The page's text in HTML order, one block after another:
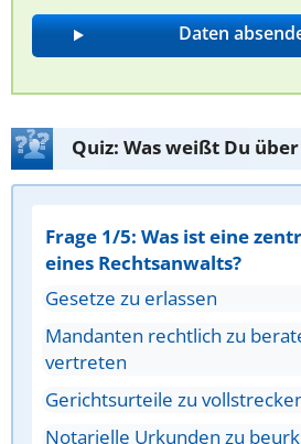
Quiz: Was weißt Du
Frage 1/5: Was ist eine
eines Rechtsanwalts?
Gesetze zu erlassen
Mandanten rechtlich zu
vertreten
Gerichtsurteile zu
Notarielle Urkunden zu